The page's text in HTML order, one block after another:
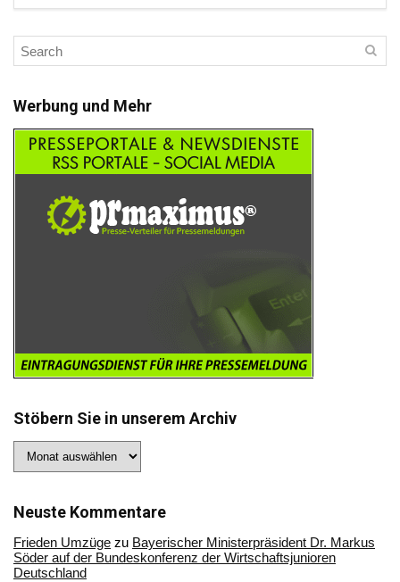
Werbung und Mehr
Stöbern Sie in unserem Archiv
Sie
Archiv
Neuste Kommentare
Frieden Umzüge zu Bayerischer Ministerpräsident Dr. Markus
Söder auf der Bundeskonferenz der Wirtschaftsjunioren
Deutschland